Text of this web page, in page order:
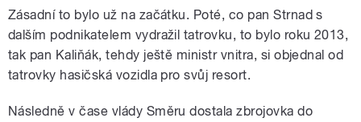
Zásadní to bylo už na začátku. Poté, co pan Strnad s
dalším podnikatelem vydražil tatrovku, to bylo roku 2013,
tak pan Kaliňák, tehdy ještě ministr vnitra, si objednal od
tatrovky hasičská vozidla pro svůj resort.
Následně v čase vlády Směru dostala zbrojovka do